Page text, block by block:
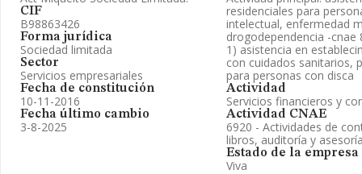
CIF
B98863426
Forma jurídica
Sociedad limitada
Sector
Servicios empresariales
Fecha de constitución
10-11-2016
Fecha último cambio
3-8-2025
residenciales para
intelectual, enfermedad
drogodependencia -cnae
1) asistencia en
con cuidados sanitarios,
para personas con disca
Actividad
Servicios financieros y
Actividad CNAE
6920 - Actividades de
libros, auditoría y
Estado de la empresa
Viva